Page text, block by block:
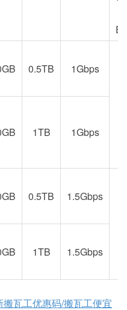
0.5TB 1Gbps
1TB 1Gbps
0.5TB
1.5Gbps
1TB 1.5Gbps
瓦工优惠码/搬瓦工便宜